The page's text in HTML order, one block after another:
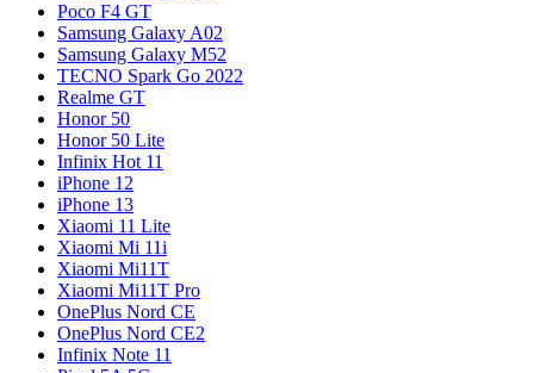
Poco F4 GT
Samsung Galaxy A02
Samsung Galaxy M52
TECNO Spark Go 2022
Realme GT
Honor 50
Honor 50 Lite
Infinix Hot 11
iPhone 12
iPhone 13
Xiaomi 11 Lite
Xiaomi Mi 11i
Xiaomi Mi11T
Xiaomi Mi11T Pro
OnePlus Nord CE
OnePlus Nord CE2
Infinix Note 11